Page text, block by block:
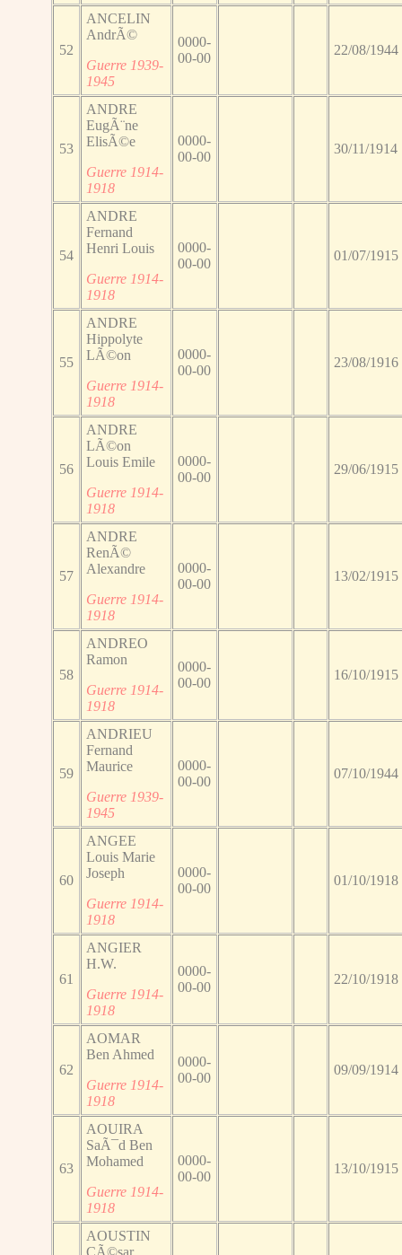
52
ANCELIN
AndrÃ©
Guerre 1939-
1945
0000-
00-00
22/08/1944
53
ANDRE
EugÃ¨ne
ElisÃ©e
Guerre 1914-
1918
0000-
00-00
30/11/1914
54
ANDRE
Fernand
Henri Louis
Guerre 1914-
1918
0000-
00-00
01/07/1915
55
ANDRE
Hippolyte
LÃ©on
Guerre 1914-
1918
0000-
00-00
23/08/1916
56
ANDRE
LÃ©on
Louis Emile
Guerre 1914-
1918
0000-
00-00
29/06/1915
57
ANDRE
RenÃ©
Alexandre
Guerre 1914-
1918
0000-
00-00
13/02/1915
58
ANDREO
Ramon
Guerre 1914-
1918
0000-
00-00
16/10/1915
59
ANDRIEU
Fernand
Maurice
Guerre 1939-
1945
0000-
00-00
07/10/1944
60
ANGEE
Louis Marie
Joseph
Guerre 1914-
1918
0000-
00-00
01/10/1918
61
ANGIER
H.W.
Guerre 1914-
1918
0000-
00-00
22/10/1918
62
AOMAR
Ben Ahmed
Guerre 1914-
1918
0000-
00-00
09/09/1914
63
AOUIRA
SaÃ¯d Ben
Mohamed
Guerre 1914-
1918
0000-
00-00
13/10/1915
AOUSTIN